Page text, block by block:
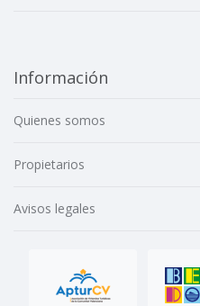
Información
Quienes somos
Propietarios
Avisos legales